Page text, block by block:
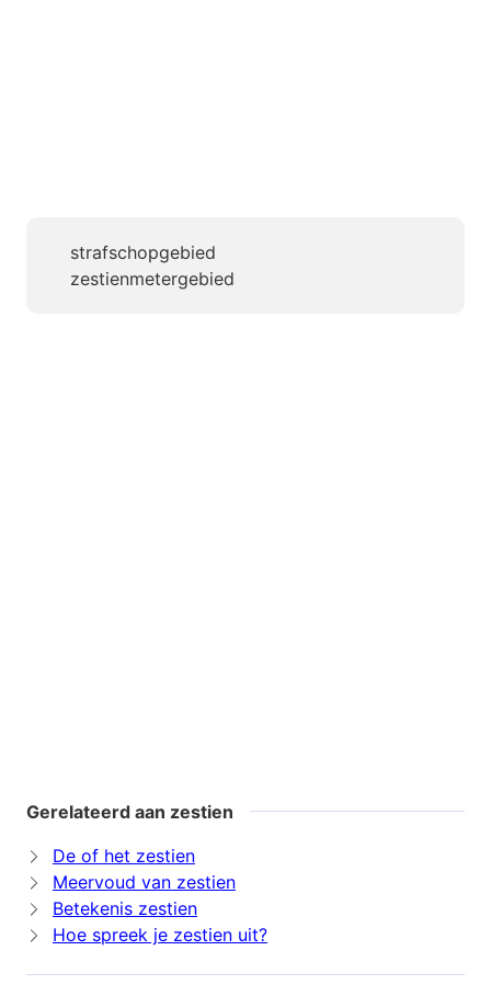
strafschopgebied
zestienmetergebied
Gerelateerd aan zestien
De of het zestien
Meervoud van zestien
Betekenis zestien
Hoe spreek je zestien uit?